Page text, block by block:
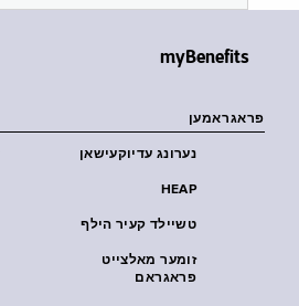
myBenefits
פראגראמען
נערונג עדיוקעישאן
HEAP
טשיילד קעיר הילף
זומער מאלצייט
פראגראם